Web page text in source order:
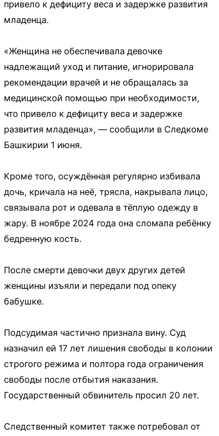
привело к дефициту веса и задержке развития
младенца.
«Женщина не обеспечивала девочке
надлежащий уход и питание, игнорировала
рекомендации врачей и не обращалась за
медицинской помощью при необходимости,
что привело к дефициту веса и задержке
развития младенца», — сообщили в Следкоме
Башкирии 1 июня.
Кроме того, осуждённая регулярно избивала
дочь, кричала на неё, трясла, накрывала лицо,
связывала рот и одевала в тёплую одежду в
жару. В ноябре 2024 года она сломала ребёнку
бедренную кость.
После смерти девочки двух других детей
женщины изъяли и передали под опеку
бабушке.
Подсудимая частично признала вину. Суд
назначил ей 17 лет лишения свободы в колонии
строгого режима и полтора года ограничения
свободы после отбытия наказания.
Государственный обвинитель просил 20 лет.
Следственный комитет также потребовал от